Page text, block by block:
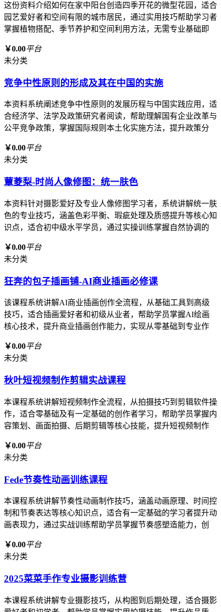
这份资料介绍如何在家中阳台创造四季开花的微型花园，适合
园艺爱好者和空间有限的城市居民，通过实用技巧帮助学习者
掌握植物搭配、季节养护和空间利用方法，无需专业基础即
￥0.00平台
未分类
竞争中性原则的形成及其在中国的实施
本资料系统阐述竞争中性原则的发展历程与中国实践应用，适
合经济学、法学及政策研究者阅读，帮助理解国有企业改革与
公平竞争政策，掌握国际规则本土化实施方法，提升政策分
￥0.00平台
未分类
蕈菱梨-时尚人像修图：统一肤色
本资料针对摄影爱好及专业人像修图学习者，系统讲解统一肤
色的专业技巧，涵盖色彩平衡、瑕疵处理及质感提升等核心知
识点，适合初中级水平学员，通过实操训练掌握自然协调的
￥0.00平台
未分类
狂奔的包子插画铺-AI商业插画必修课
该课程系统讲解AI商业插画创作全流程，从基础工具到高级
技巧，适合插画爱好者和初级从业者，帮助学员掌握AI绘画
核心技术，提升商业插画创作能力，实现从零基础到专业作
￥0.00平台
未分类
秋叶短视频制作剪辑实战课程
本课程系统讲解短视频制作全流程，从拍摄技巧到剪辑软件操
作，适合零基础及有一定基础的创作者学习，帮助学员掌握内
容策划、画面拍摄、后期剪辑等核心技能，提升短视频制作
￥0.00平台
未分类
Fede节奏性动画训练课程
本课程系统讲解节奏性动画制作技巧，涵盖动画原理、时间控
制和节奏表达等核心知识点，适合有一定基础的学习者提升动
画表现力，通过实战训练帮助学员掌握节奏感塑造能力，创
￥0.00平台
未分类
2025菜菜手作专业摄影训练营
本课程系统讲解专业摄影技巧，从构图到后期处理，适合摄影